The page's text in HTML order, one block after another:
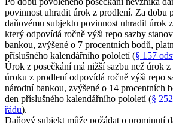
povinnost uhradit úrok z prodlení. Za dobu
daňovému subjektu povinnost uhradit úrok
který odpovídá ročně výši repo sazby
bankou, zvýšené o 7 procentních bodů,
příslušného kalendářního pololetí (§ 157
Úrok z posečkání má nižší sazbu než úrok
úroku z prodlení odpovídá ročně výši repo
národní bankou, zvýšené o 14 procentních
den příslušného kalendářního pololetí (§
řádu).
Daňový subjekt může požádat o prominutí